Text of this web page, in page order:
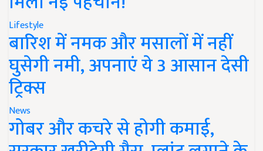
Lifestyle
बारिश में नमक और मसालों में नहीं
घुसेगी नमी, अपनाएं ये 3 आसान देसी
ट्रिक्स
News
गोबर और कचरे से होगी कमाई,